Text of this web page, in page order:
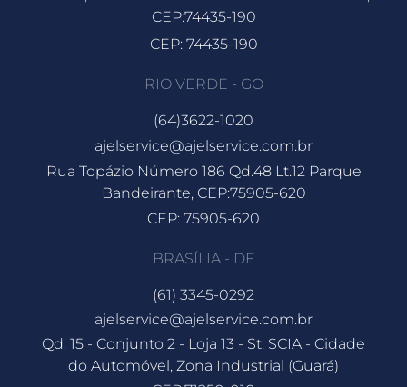
CEP:74435-190
CEP: 74435-190
RIO VERDE - GO
(64)3622-1020
ajelservice@ajelservice.com.br
Rua Topázio Número 186 Qd.48 Lt.12 Parque
Bandeirante, CEP:75905-620
CEP: 75905-620
BRASÍLIA - DF
(61) 3345-0292
ajelservice@ajelservice.com.br
Qd. 15 - Conjunto 2 - Loja 13 - St. SCIA - Cidade
do Automóvel, Zona Industrial (Guará)